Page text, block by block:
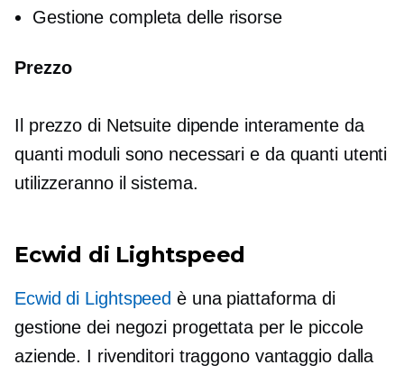
Gestione completa delle risorse
Prezzo
Il prezzo di Netsuite dipende interamente da
quanti moduli sono necessari e da quanti utenti
utilizzeranno il sistema.
Ecwid di Lightspeed
Ecwid di Lightspeed è una piattaforma di
gestione dei negozi progettata per le piccole
aziende. I rivenditori traggono vantaggio dalla